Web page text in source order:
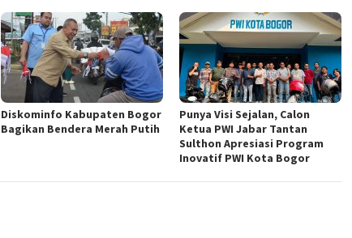
Diskominfo Kabupaten Bogor
Bagikan Bendera Merah Putih
Punya Visi Sejalan, Calon
Ketua PWI Jabar Tantan
Sulthon Apresiasi Program
Inovatif PWI Kota Bogor